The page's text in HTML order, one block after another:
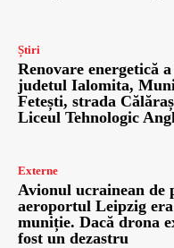
Știri
Renovare energetică
judetul Ialomita,
Fetești, strada
Liceul Tehnologic
Externe
Avionul ucrainean de
aeroportul Leipzig
muniție. Dacă drona
fost un dezastru